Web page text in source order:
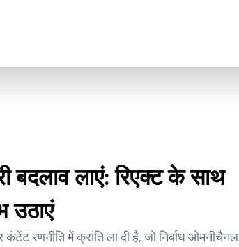
बदलाव लाएं: रिएक्ट के साथ
उठाएं
रणनीति में क्रांति ला दी है, जो निर्बाध ओमनीचैनल